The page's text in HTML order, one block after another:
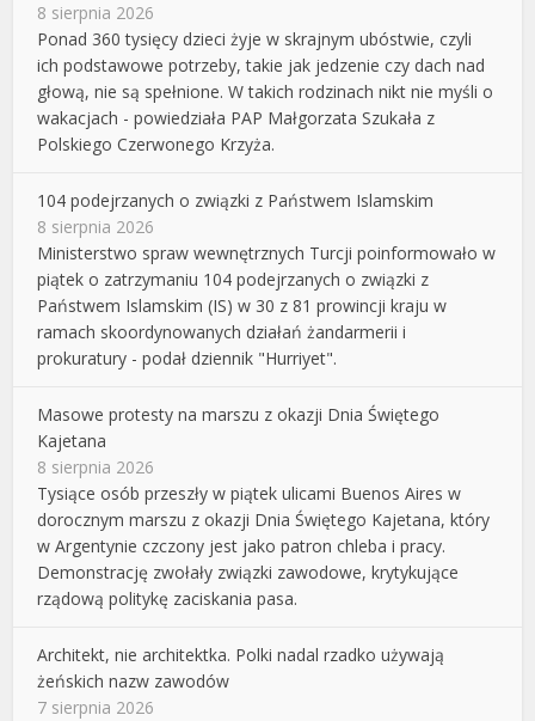
8 sierpnia 2026
Ponad 360 tysięcy dzieci żyje w skrajnym ubóstwie, czyli
ich podstawowe potrzeby, takie jak jedzenie czy dach nad
głową, nie są spełnione. W takich rodzinach nikt nie myśli o
wakacjach - powiedziała PAP Małgorzata Szukała z
Polskiego Czerwonego Krzyża.
104 podejrzanych o związki z Państwem Islamskim
8 sierpnia 2026
Ministerstwo spraw wewnętrznych Turcji poinformowało w
piątek o zatrzymaniu 104 podejrzanych o związki z
Państwem Islamskim (IS) w 30 z 81 prowincji kraju w
ramach skoordynowanych działań żandarmerii i
prokuratury - podał dziennik "Hurriyet".
Masowe protesty na marszu z okazji Dnia Świętego
Kajetana
8 sierpnia 2026
Tysiące osób przeszły w piątek ulicami Buenos Aires w
dorocznym marszu z okazji Dnia Świętego Kajetana, który
w Argentynie czczony jest jako patron chleba i pracy.
Demonstrację zwołały związki zawodowe, krytykujące
rządową politykę zaciskania pasa.
Architekt, nie architektka. Polki nadal rzadko używają
żeńskich nazw zawodów
7 sierpnia 2026